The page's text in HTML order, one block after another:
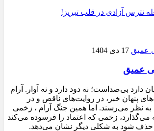
نترس آزادی در قلب تبریز!
17 دی 1404
عمیق
دارد بی‌صداست؛ نه دود دارد و نه آوار. آرام
پنهان خبر، در روایت‌های ناقص و در
به نظر می‌رسند. اما همین جنگ آرام ، زخمی
می‌گذارد، زخمی که اعتماد را فرسوده می‌کند
حذف شود به شکلی دیگر نشان می‌دهد.